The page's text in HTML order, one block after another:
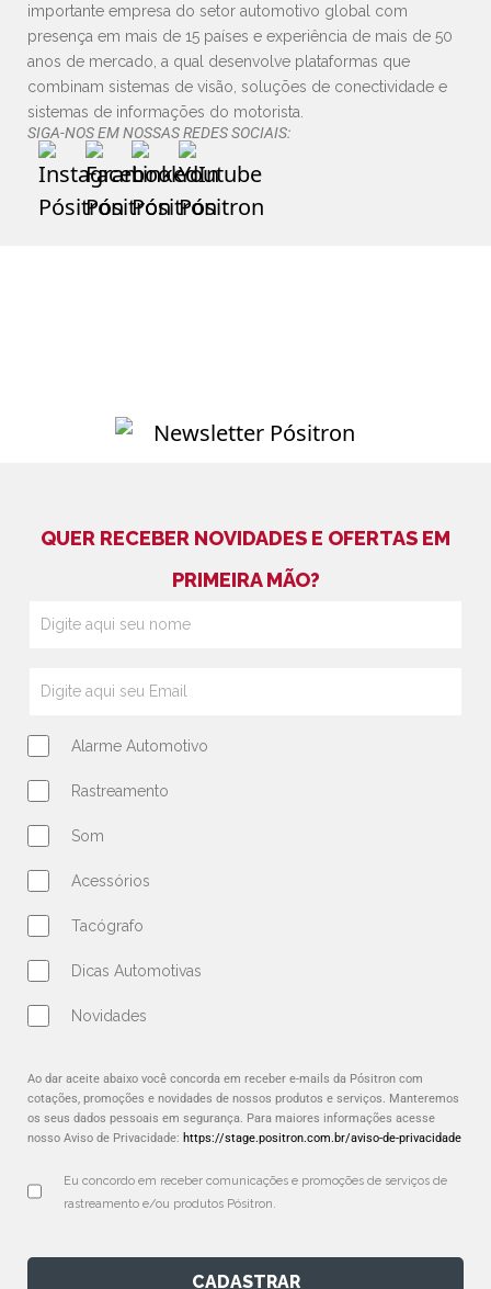
importante empresa do setor automotivo global com
presença em mais de 15 países e experiência de mais de 50
anos de mercado, a qual desenvolve plataformas que
combinam sistemas de visão, soluções de conectividade e
sistemas de informações do motorista.
SIGA-NOS EM NOSSAS REDES SOCIAIS:
QUER RECEBER NOVIDADES E OFERTAS EM
PRIMEIRA MÃO?
Alarme Automotivo
Rastreamento
Som
Acessórios
Tacógrafo
Dicas Automotivas
Novidades
Ao dar aceite abaixo você concorda em receber e-mails da Pósitron com
cotações, promoções e novidades de nossos produtos e serviços. Manteremos
os seus dados pessoais em segurança. Para maiores informações acesse
nosso Aviso de Privacidade: https://stage.positron.com.br/aviso-de-privacidade
Eu concordo em receber comunicações e promoções de serviços de
rastreamento e/ou produtos Pósitron.
CADASTRAR